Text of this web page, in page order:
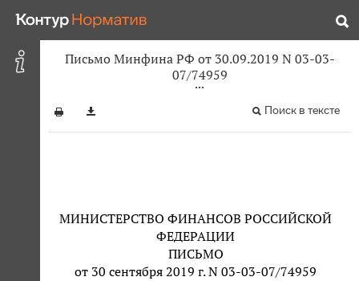
Письмо Минфина РФ от 30.09.2019 N 03-03-
07/74959
Поиск в тексте
МИНИСТЕРСТВО ФИНАНСОВ РОССИЙСКОЙ
ФЕДЕРАЦИИ
ПИСЬМО
от 30 сентября 2019 г. N 03-03-07/74959